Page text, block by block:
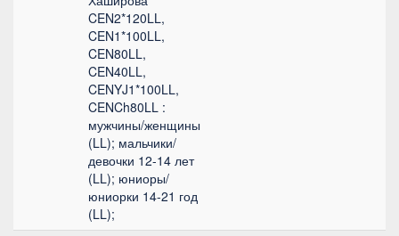
CEN2*120LL,
CEN1*100LL,
CEN80LL,
CEN40LL,
CENYJ1*100LL,
CENCh80LL :
мужчины/женщины
(LL); мальчики/
девочки 12-14 лет
(LL); юниоры/
юниорки 14-21 год
(LL);